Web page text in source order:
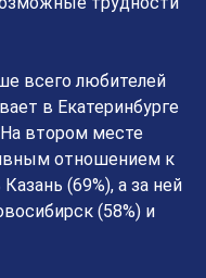
всего любителей
в Екатеринбурге
На втором месте
отношением к
(69%), а за ней
(58%) и